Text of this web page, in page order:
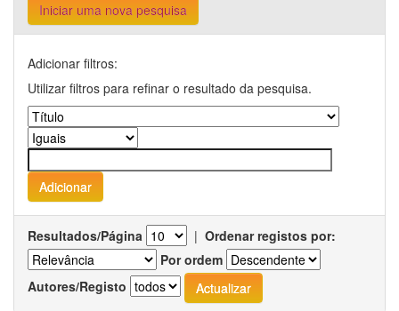
Iniciar uma nova pesquisa
Adicionar filtros:
Utilizar filtros para refinar o resultado da pesquisa.
Resultados/Página | Ordenar registos por:
Por ordem
Autores/Registo